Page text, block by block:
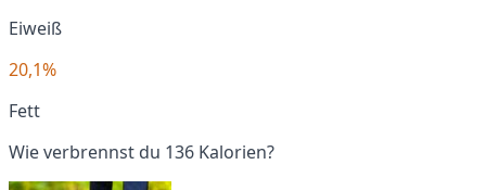
Eiweiß
20,1%
Fett
Wie verbrennst du 136 Kalorien?